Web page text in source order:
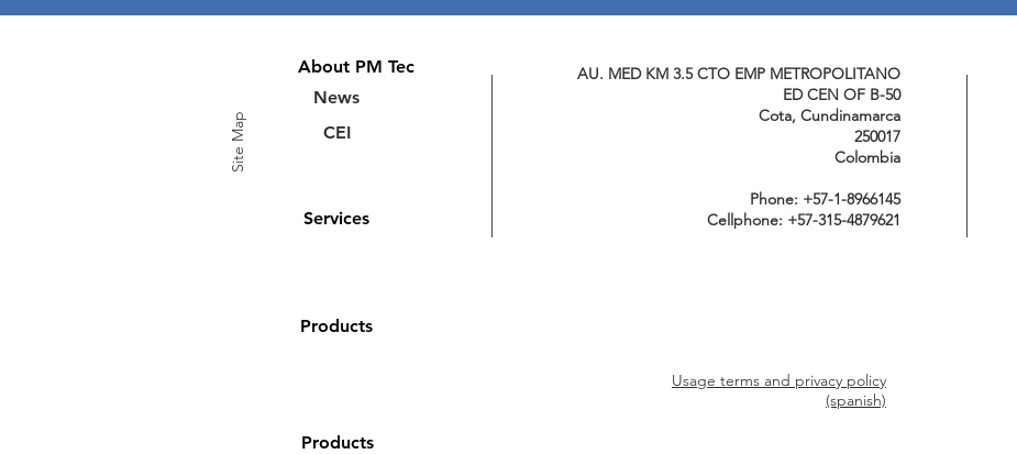
About PM Tec
News
Site Map CEI
Services
AU. MED KM 3.5 CTO EMP METROPOLITANO
ED CEN OF B-50
Cota, Cundinamarca
250017
Colombia
Phone: +57-1-8966145
Cellphone: +57-315-4879621
Products
Usage terms and privacy policy
(spanish)
Products